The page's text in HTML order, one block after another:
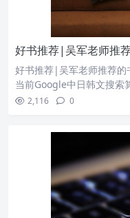
好书推荐|吴军老师推
好书推荐|吴军老师推荐的
当前Google中日韩文搜索
2,116 0